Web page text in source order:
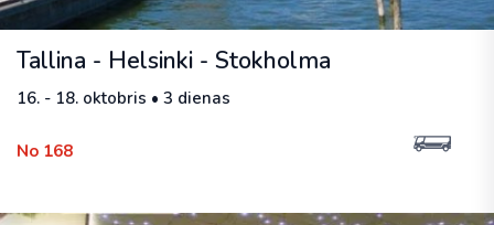
Tallina - Helsinki - Stokholma
16. - 18. oktobris • 3 dienas
No 168